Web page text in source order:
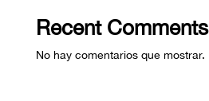
Recent Comments
No hay comentarios que mostrar.